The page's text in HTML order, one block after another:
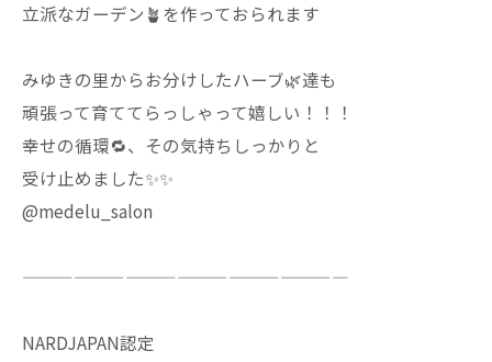
立派なガーデン🪴を作っておられます
みゆきの里からお分けしたハーブ🌿達も
頑張って育ててらっしゃって嬉しい！！！
幸せの循環🔁、その気持ちしっかりと
受け止めました✨✨
@medelu_salon
———————————————————
NARDJAPAN認定